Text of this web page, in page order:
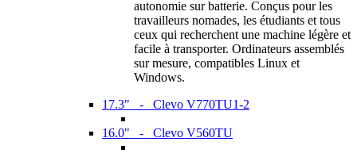
autonomie sur batterie. Conçus pour les
travailleurs nomades, les étudiants et tous
ceux qui recherchent une machine légère et
facile à transporter. Ordinateurs assemblés
sur mesure, compatibles Linux et
Windows.
17.3" - Clevo V770TU1-2
16.0" - Clevo V560TU